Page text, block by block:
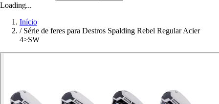
Loading...
Início
/ Série de feres para Destros Spalding Rebel Regular Acier
4>SW